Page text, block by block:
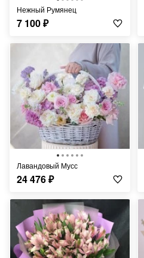
Нежный Румянец
7 100₽
Лавандовый Мусс
24 476₽